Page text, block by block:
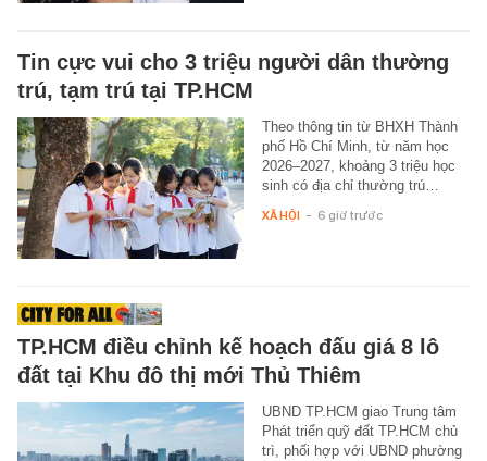
Tin cực vui cho 3 triệu người dân thường
trú, tạm trú tại TP.HCM
Theo thông tin từ BHXH Thành
phố Hồ Chí Minh, từ năm học
2026–2027, khoảng 3 triệu học
sinh có địa chỉ thường trú…
XÃ HỘI - 6 giờ trước
TP.HCM điều chỉnh kế hoạch đấu giá 8 lô
đất tại Khu đô thị mới Thủ Thiêm
UBND TP.HCM giao Trung tâm
Phát triển quỹ đất TP.HCM chủ
trì, phối hợp với UBND phường